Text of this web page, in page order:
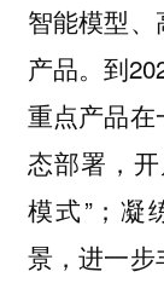
智能模型
产品。到
重点产品在
态部署，
模式”；凝
景，进一